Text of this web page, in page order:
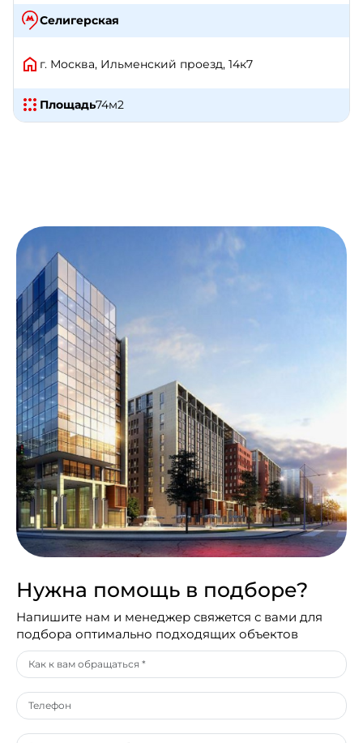
Селигерская
г. Москва, Ильменский проезд, 14к7
Площадь74м2
Нужна помощь в подборе?
Напишите нам и менеджер свяжется с вами для
подбора оптимально подходящих объектов